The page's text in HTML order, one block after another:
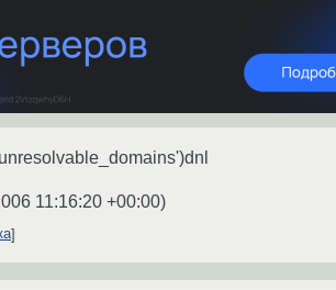
11:16:20 +00:00)